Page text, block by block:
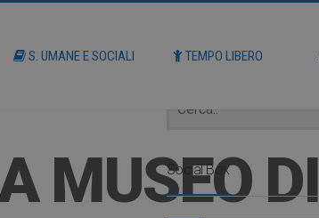
S. UMANE E SOCIALI TEMPO LIBERO
MUSEO DI
Social Box